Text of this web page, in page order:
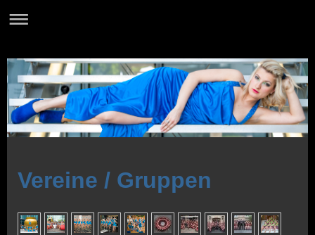
Vereine / Gruppen